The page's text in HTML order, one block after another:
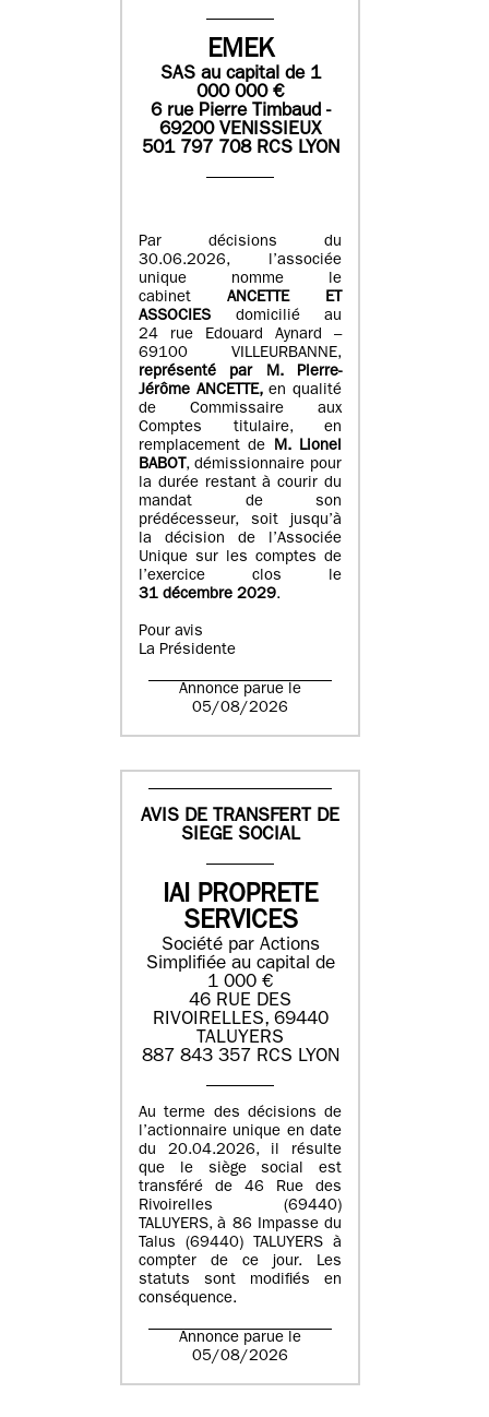
EMEK
SASau capital de 1
000 000€
6 rue Pierre Timbaud -
69200 VENISSIEUX
501 797 708 RCS LYON
Par décisions du
30.06.2026, l’associée
unique nomme le
cabinet ANCETTE ET
ASSOCIES
domicilié au
24 rue Edouard Aynard –
69100 VILLEURBANNE,
représenté par M.Pierre-
Jérôme ANCETTE, en qualité
de Commissaire aux
Comptes titulaire, en
remplacement de M.Lionel
BABOT , démissionnaire pour
la durée restant à courir du
mandat de son
prédécesseur, soit jusqu’à
la décision de l’Associée
Unique sur les comptes de
l’exercice clos le
31 décembre 2029.
Pour avis
La Présidente
Annonce parue le
05/08/2026
AVIS DE TRANSFERT DE
SIEGE SOCIAL
IAI PROPRETE
SERVICES
Société par Actions
Simplifiée au capital de
1 000 €
46 RUE DES
RIVOIRELLES, 69440
TALUYERS
887 843 357 RCS LYON
Au terme des décisions de
l’actionnaire unique en date
du 20.04.2026, il résulte
que le siège social est
transféré de 46 Rue des
Rivoirelles (69440)
TALUYERS, à 86 Impasse du
Talus (69440) TALUYERS à
compter de ce jour. Les
statuts sont modifiés en
conséquence.
Annonce parue le
05/08/2026